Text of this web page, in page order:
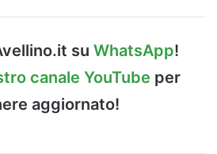
su WhatsApp!
canale YouTube per
aggiornato!